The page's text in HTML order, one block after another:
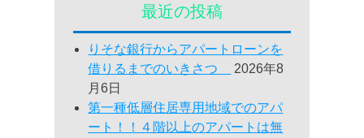
最近の投稿
りそな銀行からアパートローンを
借りるまでのいきさつ
2026年8
月6日
第一種低層住居専用地域でのアパ
ート！！４階以上のアパートは無